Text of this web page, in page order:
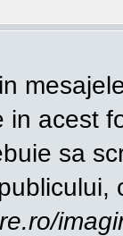
in acest
sa